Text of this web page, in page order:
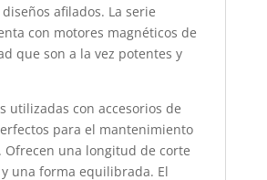
afilados. La serie
con motores magnéticos de
que son a la vez potentes y
utilizadas con accesorios de
para el mantenimiento
Ofrecen una longitud de corte
una forma equilibrada. El